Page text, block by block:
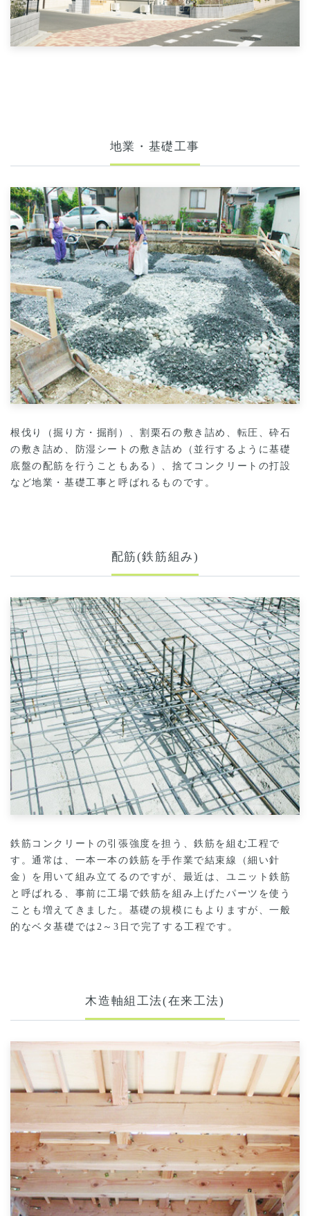
地業・基礎工事
根伐り（掘り方・掘削）、割栗石の敷き詰め、転圧、砕石
の敷き詰め、防湿シートの敷き詰め（並行するように基礎
底盤の配筋を行うこともある）、捨てコンクリートの打設
など地業・基礎工事と呼ばれるものです。
配筋(鉄筋組み)
鉄筋コンクリートの引張強度を担う、鉄筋を組む工程で
す。通常は、一本一本の鉄筋を手作業で結束線（細い針
金）を用いて組み立てるのですが、最近は、ユニット鉄筋
と呼ばれる、事前に工場で鉄筋を組み上げたパーツを使う
ことも増えてきました。基礎の規模にもよりますが、一般
的なベタ基礎では2～3日で完了する工程です。
木造軸組工法(在来工法)